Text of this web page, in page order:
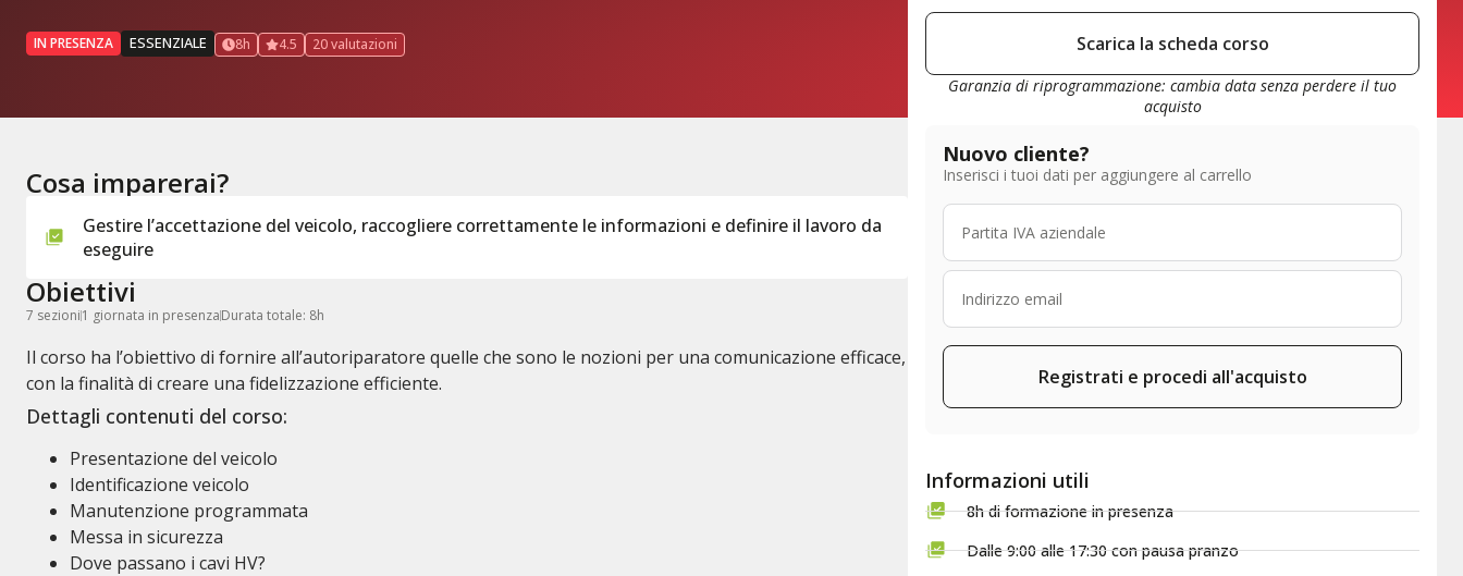
IN PRESENZA ESSENZIALE 8h 4.5 20 valutazioni
Cosa imparerai?
Gestire l’accettazione del veicolo, raccogliere correttamente le informazioni e definire il lavoro da
eseguire
Obiettivi
7 sezioni1 giornata in presenzaDurata totale: 8h
Il corso ha l’obiettivo di fornire all’autoriparatore quelle che sono le nozioni per una comunicazione efficace,
con la finalità di creare una fidelizzazione efficiente.
Dettagli contenuti del corso:
Presentazione del veicolo
Identificazione veicolo
Manutenzione programmata
Messa in sicurezza
Dove passano i cavi HV?
Scarica la scheda corso
Garanzia di riprogrammazione: cambia data senza perdere il tuo
acquisto
Nuovo cliente?
Inserisci i tuoi dati per aggiungere al carrello
Registrati e procedi all'acquisto
Informazioni utili
8h di formazione in presenza
Dalle 9:00 alle 17:30 con pausa pranzo